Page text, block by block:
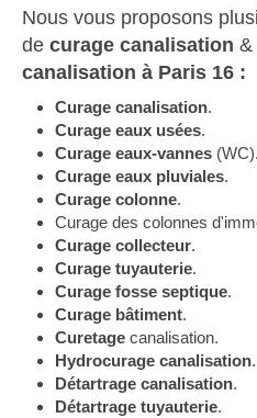
Nous vous proposons
de curage canalisation &
canalisation à Paris 16 :
Curage canalisation.
Curage eaux usées.
Curage eaux-vannes (WC).
Curage eaux pluviales.
Curage colonne.
Curage des colonnes
Curage collecteur.
Curage tuyauterie.
Curage fosse septique.
Curage bâtiment.
Curetage canalisation.
Hydrocurage canalisation.
Détartrage canalisation.
Détartrage tuyauterie.